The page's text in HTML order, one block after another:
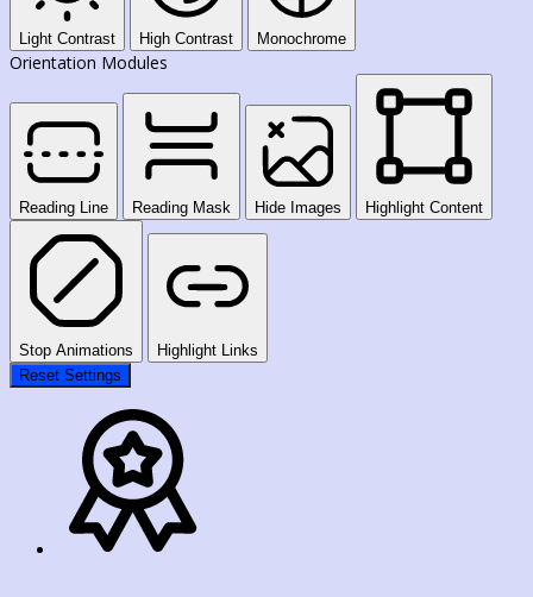
Light Contrast High Contrast Monochrome
Orientation Modules
Reading Line Reading Mask Hide Images Highlight Content
Stop Animations
Highlight Links
Reset Settings